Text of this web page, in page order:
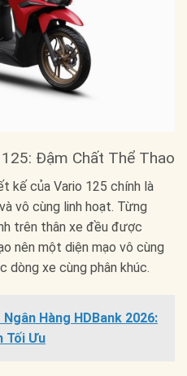
Đậm Chất Thể Thao
kế của Vario 125 chính là
vô cùng linh hoạt. Từng
trên thân xe đều được
nên một diện mạo vô cùng
dòng xe cùng phân khúc.
Hàng HDBank 2026:
Tối Ưu